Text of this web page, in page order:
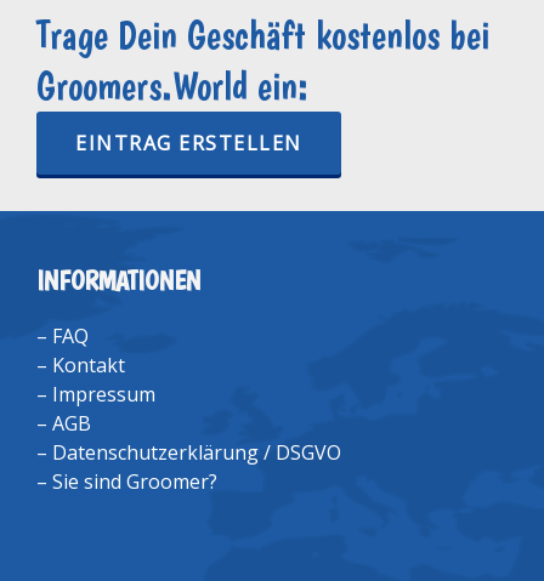
Trage Dein Geschäft kostenlos bei
Groomers.World ein:
EINTRAG ERSTELLEN
INFORMATIONEN
– FAQ
– Kontakt
– Impressum
– AGB
– Datenschutzerklärung / DSGVO
– Sie sind Groomer?